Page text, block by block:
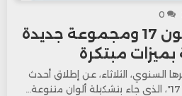
0
أبل تكشف عن آيفون 17 ومجموعة جديدة
بميزات مبتكرة
السنوي، الثلاثاء، عن إطلاق أحدث